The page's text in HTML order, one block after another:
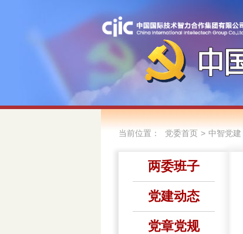
当前位置： 党委首页 > 中智党建
两委班子
党建动态
党章党规